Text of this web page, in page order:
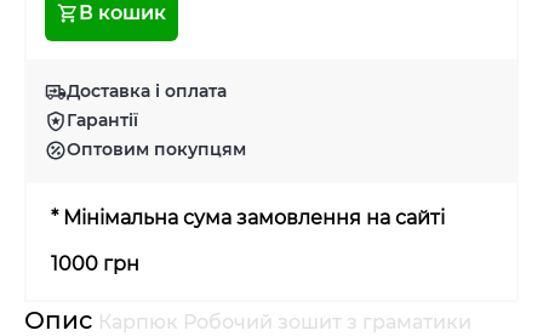
В кошик
Доставка і оплата
Гарантії
Оптовим покупцям
* Мінімальна сума замовлення на сайті
1000 грн
Опис Карпюк Робочий зошит з граматики